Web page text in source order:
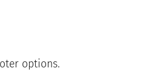
options.